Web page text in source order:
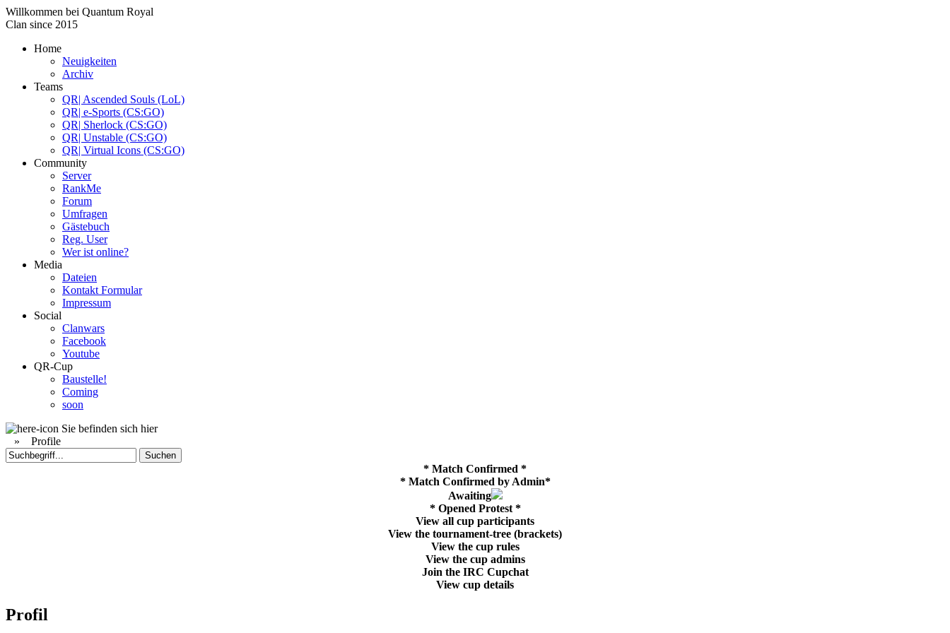
Willkommen bei Quantum Royal
Clan since 2015
Home
Neuigkeiten
Archiv
Teams
QR| Ascended Souls (LoL)
QR| e-Sports (CS:GO)
QR| Sherlock (CS:GO)
QR| Unstable (CS:GO)
QR| Virtual Icons (CS:GO)
Community
Server
RankMe
Forum
Umfragen
Gästebuch
Reg. User
Wer ist online?
Media
Dateien
Kontakt Formular
Impressum
Social
Clanwars
Facebook
Youtube
QR-Cup
Baustelle!
Coming
soon
Sie befinden sich hier
» Profile
* Match Confirmed *
* Match Confirmed by Admin*
Awaiting
* Opened Protest *
View all cup participants
View the tournament-tree (brackets)
View the cup rules
View the cup admins
Join the IRC Cupchat
View cup details
Profil